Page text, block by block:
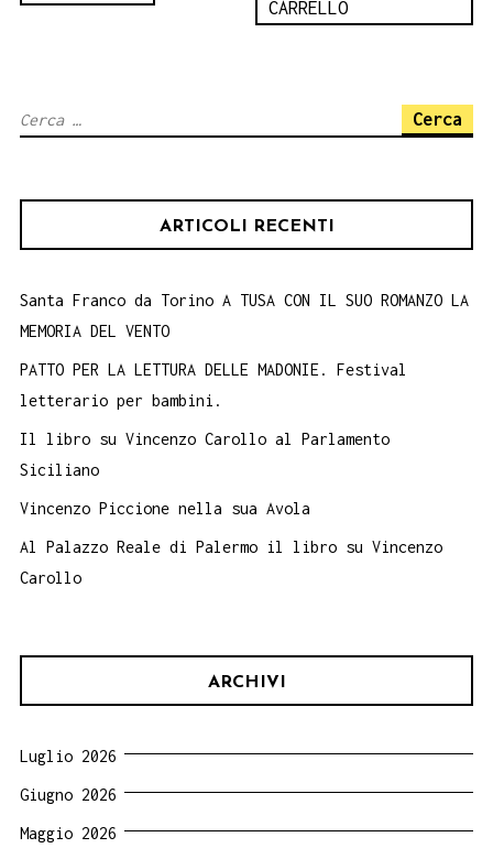
CARRELLO
Ricerca
ARTICOLI RECENTI
Santa Franco da Torino A TUSA CON IL SUO ROMANZO LA
MEMORIA DEL VENTO
PATTO PER LA LETTURA DELLE MADONIE. Festival
letterario per bambini.
Il libro su Vincenzo Carollo al Parlamento
Siciliano
Vincenzo Piccione nella sua Avola
Al Palazzo Reale di Palermo il libro su Vincenzo
Carollo
ARCHIVI
Luglio 2026
Giugno 2026
Maggio 2026